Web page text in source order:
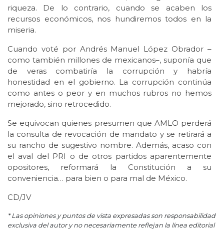
riqueza. De lo contrario, cuando se acaben los
recursos económicos, nos hundiremos todos en la
miseria.
Cuando voté por Andrés Manuel López Obrador –
como también millones de mexicanos–, suponía que
de veras combatiría la corrupción y habría
honestidad en el gobierno. La corrupción continúa
como antes o peor y en muchos rubros no hemos
mejorado, sino retrocedido.
Se equivocan quienes presumen que AMLO perderá
la consulta de revocación de mandato y se retirará a
su rancho de sugestivo nombre. Además, acaso con
el aval del PRI o de otros partidos aparentemente
opositores, reformará la Constitución a su
conveniencia… para bien o para mal de México.
CD/JV
* Las opiniones y puntos de vista expresadas son responsabilidad
exclusiva del autor y no necesariamente reflejan la línea editorial